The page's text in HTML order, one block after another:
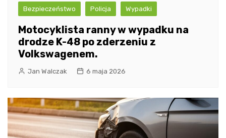
Bezpieczeństwo Policja Wypadki
Motocyklista ranny w wypadku na
drodze K-48 po zderzeniu z
Volkswagenem.
Jan Walczak 6 maja 2026